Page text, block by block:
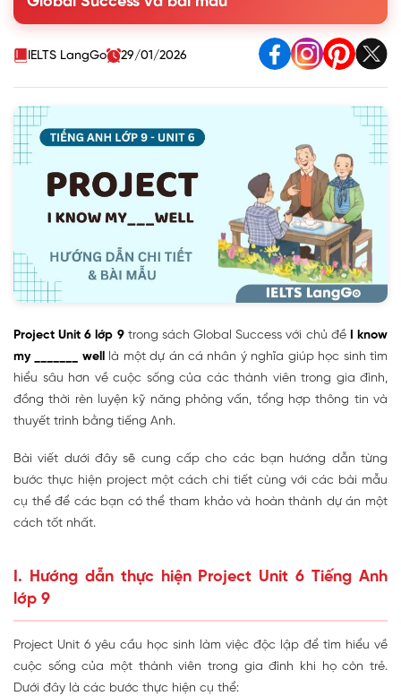
2. Make a poster, including his/her photo and the
information you have noted.
II. Bài mẫu thuyết trình Project Unit 6 lớp 9
IELTS LangGo 29/01/2026
Project Unit 6 lớp 9trong sách Global Success với chủ đề
I know
my _______ well
là một dự án cá nhân ý nghĩa giúp học sinh tìm
hiểu sâu hơn về cuộc sống của các thành viên trong gia đình,
đồng thời rèn luyện kỹ năng phỏng vấn, tổng hợp thông tin và
thuyết trình bằng tiếng Anh.
Bài viết dưới đây sẽ cung cấp cho các bạn hướng dẫn từng
bước thực hiện project một cách chi tiết cùng với các bài mẫu
cụ thể để các bạn có thể tham khảo và hoàn thành dự án một
cách tốt nhất.
I. Hướng dẫn thực hiện Project Unit 6 Tiếng Anh
lớp 9
Project Unit 6 yêu cầu học sinh làm việc độc lập để tìm hiểu về
cuộc sống của một thành viên trong gia đình khi họ còn trẻ.
Dưới đây là các bước thực hiện cụ thể: